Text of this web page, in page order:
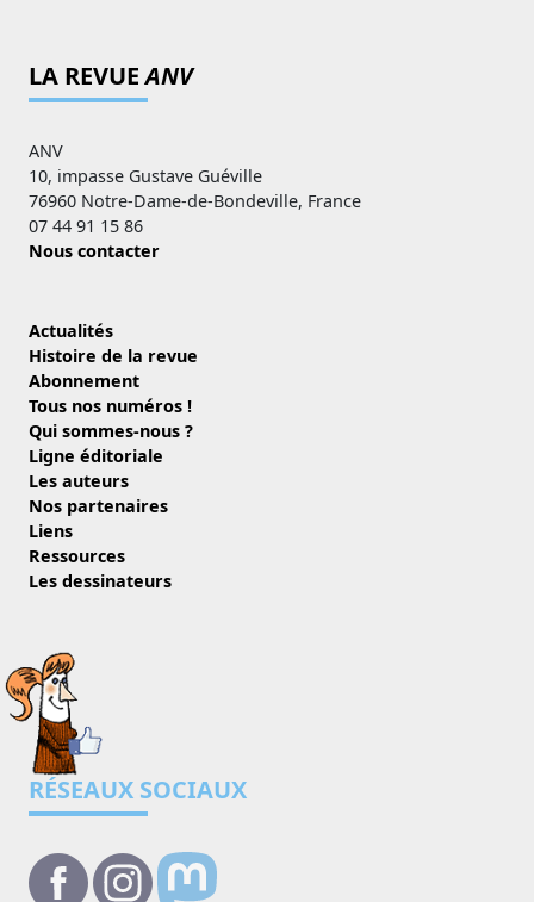
LA REVUEANV
ANV
10, impasse Gustave Guéville
76960 Notre-Dame-de-Bondeville, France
07 44 91 15 86
Nous contacter
Actualités
Histoire de la revue
Abonnement
Tous nos numéros !
Qui sommes-nous ?
Ligne éditoriale
Les auteurs
Nos partenaires
Liens
Ressources
Les dessinateurs
RÉSEAUX SOCIAUX